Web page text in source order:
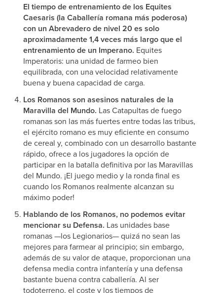
El tiempo de entrenamiento de los Equites
Caesaris (la Caballería romana más poderosa)
con un Abrevadero de nivel 20 es solo
aproximadamente 1,4 veces más largo que el
entrenamiento de un Imperano. Equites
Imperatoris: una unidad de farmeo bien
equilibrada, con una velocidad relativamente
buena y buena capacidad de carga.
Los Romanos son asesinos naturales de la
Maravilla del Mundo. Las Catapultas de fuego
romanas son las más fuertes entre todas las tribus,
el ejército romano es muy eficiente en consumo
de cereal y, combinado con un desarrollo bastante
rápido, ofrece a los jugadores la opción de
participar en la batalla definitiva por las Maravillas
del Mundo. ¡El juego medio y la ronda final es
cuando los Romanos realmente alcanzan su
máximo poder!
Hablando de los Romanos, no podemos evitar
mencionar su Defensa. Las unidades base
romanas —los Legionarios— quizá no sean las
mejores para farmear al principio; sin embargo,
además de su valor de ataque, proporcionan una
defensa media contra infantería y una defensa
bastante buena contra caballería. Al ser
todoterreno, el coste y los tiempos de